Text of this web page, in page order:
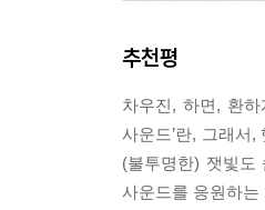
완성되지 않는 성
카르페 디엠류의
이상을 살아갈 것
만난 첫 책으로 내
리를 잠시나마 나
겠다. 대체로 불안
--- 「에필로그」 중에
깨달았다. 이 시대
것을 발견했다. 이
불안하게 서 있는
태도의 결과다.
추천평
차우진, 하면, 환
사운드’란, 그래서
(불투명한) 잿빛도
사운드를 응원하는